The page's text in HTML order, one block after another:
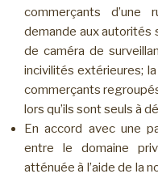
commerçants
demande aux autorités
de caméra de
incivilités extérieures;
commerçants
lors qu’ils sont seuls à
En accord avec une
entre le domaine
atténuée à l’aide de la